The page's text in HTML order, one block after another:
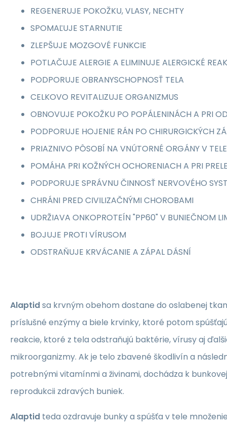
REGENERUJE POKOŽKU, VLASY, NECHTY
SPOMAĽUJE STARNUTIE
ZLEPŠUJE MOZGOVÉ FUNKCIE
POTLAČUJE ALERGIE A ELIMINUJE ALERGICKÉ
PODPORUJE OBRANYSCHOPNOSŤ TELA
CELKOVO REVITALIZUJE ORGANIZMUS
OBNOVUJE POKOŽKU PO POPÁLENINÁCH A PRI
PODPORUJE HOJENIE RÁN PO CHIRURGICKÝCH
PRIAZNIVO PÔSOBÍ NA VNÚTORNÉ ORGÁNY V TELE
POMÁHA PRI KOŽNÝCH OCHORENIACH A PRI
PODPORUJE SPRÁVNU ČINNOSŤ NERVOVÉHO
CHRÁNI PRED CIVILIZAČNÝMI CHOROBAMI
UDRŽIAVA ONKOPROTEÍN "PP60" V BUNIEČNOM
BOJUJE PROTI VÍRUSOM
ODSTRAŇUJE KRVÁCANIE A ZÁPAL DÁSNÍ
Alaptidsa krvným obehom dostane do oslabenej
príslušné enzýmy a biele krvinky, ktoré potom
reakcie, ktoré z tela odstraňujú baktérie, vírusy aj
mikroorganizmy. Ak je telo zbavené škodlivín a
potrebnými vitamínmi a živinami, dochádza k
reprodukcii zdravých buniek.
Alaptid teda ozdravuje bunky a spúšťa v tele